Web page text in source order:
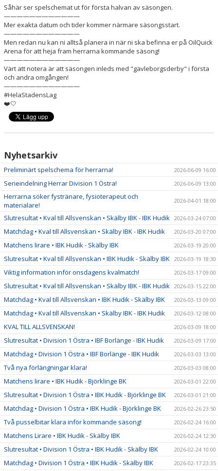
BILDER
DOKUMENT
KONTAKT
WEBBSÄNDNINGAR
Såhär ser spelschemat ut för första halvan av säsongen.
————————————
Mer exakta datum och tider kommer närmare säsongsstart.
————————————
Men redan nu kan ni alltså planera in när ni ska befinna er på OilQuick
Arena för att heja fram herrarna kommande säsong!
————————————
Värt att notera är att säsongen inleds med "gävleborgsderby" i första
och andra omgången!
————————————
#HelaStadensLag
❤️🤍
Nyhetsarkiv
Preliminärt spelschema för herrarna! 2026-06-09 16:00
Serieindelning Herrar Division 1 Östra! 2026-06-09 13:00
Herrarna söker fystränare, fysioterapeut och
materialare!
2026-04-01 18:00
Slutresultat • Kval till Allsvenskan • Skälby IBK - IBK Hudik 2026-03-24 07:00
Matchdag • Kval till Allsvenskan • Skälby IBK - IBK Hudik 2026-03-20 07:00
Matchens lirare • IBK Hudik - Skälby IBK 2026-03-19 20:00
Slutresultat • Kval till Allsvenskan • IBK Hudik - Skälby IBK 2026-03-19 18:30
Viktig information inför onsdagens kvalmatch! 2026-03-17 09:00
Slutresultat • Kval till Allsvenskan • Skälby IBK - IBK Hudik 2026-03-15 22:00
Matchdag • Kval till Allsvenskan • IBK Hudik - Skälby IBK 2026-03-13 09:00
Matchdag • Kval till Allsvenskan • Skälby IBK - IBK Hudik 2026-03-12 08:00
KVAL TILL ALLSVENSKAN! 2026-03-09 18:00
Slutresultat • Division 1 Östra • IBF Borlänge - IBK Hudik 2026-03-09 17:00
Matchdag • Division 1 Östra • IBF Borlänge - IBK Hudik 2026-03-03 13:00
Två nya förlängningar klara! 2026-03-03 08:00
Matchens lirare • IBK Hudik - Björklinge BK 2026-03-01 22:00
Slutresultat • Division 1 Östra • IBK Hudik - Björklinge BK 2026-03-01 21:00
Matchdag • Division 1 Östra • IBK Hudik - Björklinge BK 2026-02-26 23:50
Två pusselbitar klara inför kommande säsong! 2026-02-24 16:00
Matchens Lirare • IBK Hudik - Skälby IBK 2026-02-24 12:30
Slutresultat • Division 1 Östra • IBK Hudik - Skälby IBK 2026-02-24 10:00
Matchdag • Division 1 Östra • IBK Hudik - Skälby IBK 2026-02-17 23:35